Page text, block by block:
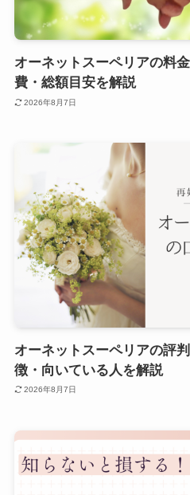
オーネットスーペリアの料
費・総額目安を解説
2026年8月7日
オーネットスーペリアの評
徴・向いている人を解説
2026年8月7日